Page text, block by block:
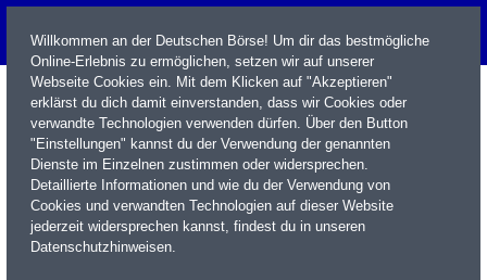
Name / WKN / ISIN / Kürzel
Willkommen an der Deutschen Börse! Um dir das bestmögliche
Online-Erlebnis zu ermöglichen, setzen wir auf unserer
Webseite Cookies ein. Mit dem Klicken auf "Akzeptieren"
erklärst du dich damit einverstanden, dass wir Cookies oder
verwandte Technologien verwenden dürfen. Über den Button
"Einstellungen" kannst du der Verwendung der genannten
Dienste im Einzelnen zustimmen oder widersprechen.
Detaillierte Informationen und wie du der Verwendung von
Cookies und verwandten Technologien auf dieser Website
jederzeit widersprechen kannst, findest du in unseren
Datenschutzhinweisen.